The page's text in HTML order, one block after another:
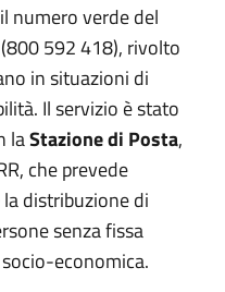
numero verde del
(800 592 418), rivolto
in situazioni di
Il servizio è stato
laStazione di Posta,
che prevede
la distribuzione di
senza fissa
economica.